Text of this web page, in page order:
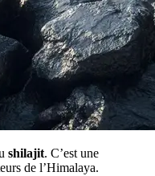
shilajit. C’est une
de l’Himalaya.